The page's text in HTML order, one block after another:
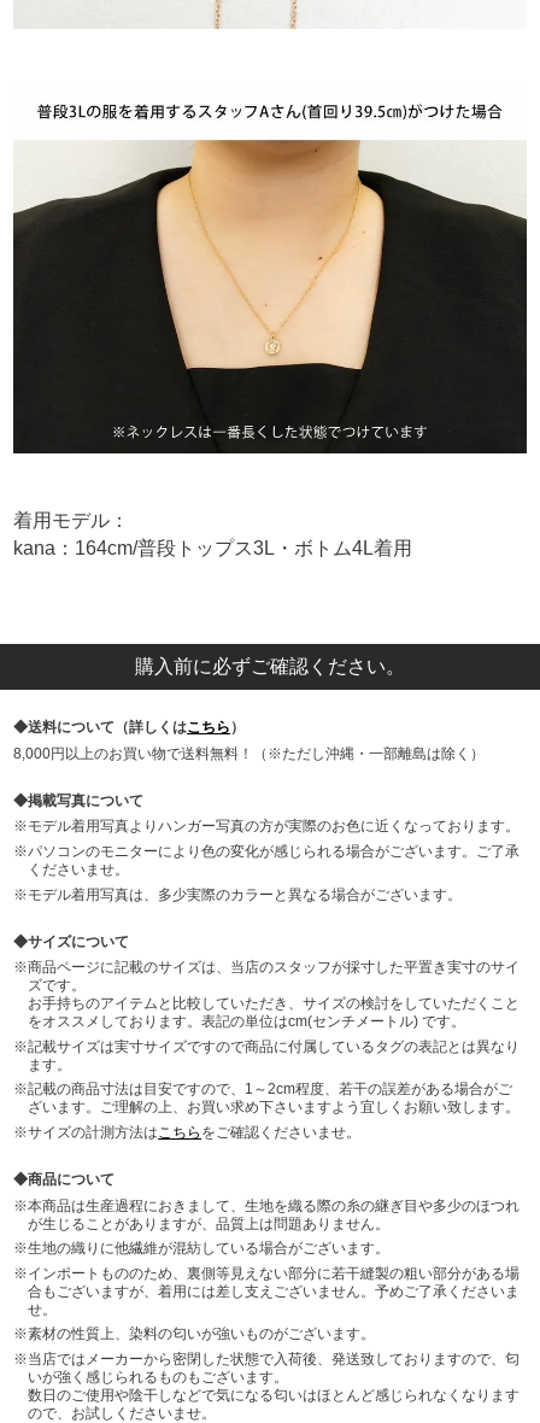
着用モデル：
kana：164cm/普段トップス3L・ボトム4L着用
購入前に必ずご確認ください。
送料について（詳しくはこちら ）
8,000円以上のお買い物で送料無料！（※ただし沖縄・一部離島は除く）
掲載写真について
モデル着用写真よりハンガー写真の方が実際のお色に近くなっております。
パソコンのモニターにより色の変化が感じられる場合がございます。ご了承
くださいませ。
モデル着用写真は、多少実際のカラーと異なる場合がございます。
サイズについて
商品ページに記載のサイズは、当店のスタッフが採寸した平置き実寸のサイ
ズです。
お手持ちのアイテムと比較していただき、サイズの検討をしていただくこと
をオススメしております。表記の単位はcm(センチメートル) です。
記載サイズは実寸サイズですので商品に付属しているタグの表記とは異なり
ます。
記載の商品寸法は目安ですので、1～2cm程度、若干の誤差がある場合がご
ざいます。ご理解の上、お買い求め下さいますよう宜しくお願い致します。
サイズの計測方法はこちら をご確認くださいませ。
商品について
本商品は生産過程におきまして、生地を織る際の糸の継ぎ目や多少のほつれ
が生じることがありますが、品質上は問題ありません。
生地の織りに他繊維が混紡している場合がございます。
インポートもののため、裏側等見えない部分に若干縫製の粗い部分がある場
合もございますが、着用には差し支えございません。予めご了承くださいま
せ。
素材の性質上、染料の匂いが強いものがございます。
当店ではメーカーから密閉した状態で入荷後、発送致しておりますので、匂
いが強く感じられるものもございます。
数日のご使用や陰干しなどで気になる匂いはほとんど感じられなくなります
ので、お試しくださいませ。